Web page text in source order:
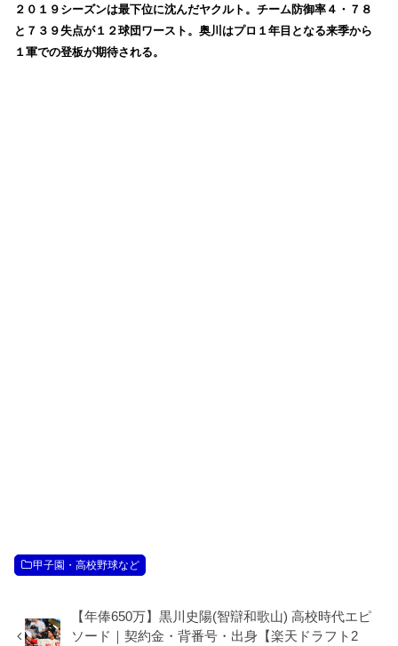
２０１９シーズンは最下位に沈んだヤクルト。チーム防御率４・７８
と７３９失点が１２球団ワースト。奥川はプロ１年目となる来季から
１軍での登板が期待される。
甲子園・高校野球など
【年俸650万】黒川史陽(智辯和歌山) 高校時代エピ
ソード｜契約金・背番号・出身【楽天ドラフト2